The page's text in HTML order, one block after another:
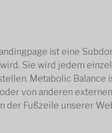
ist eine
Sie wird jedem
Metabolic
von anderen
der Fußzeile unserer